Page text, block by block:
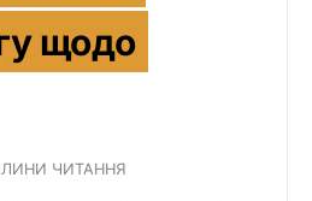
щодо
ЧИТАННЯ